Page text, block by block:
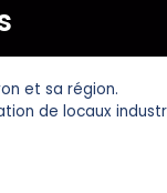
et sa région.
de locaux